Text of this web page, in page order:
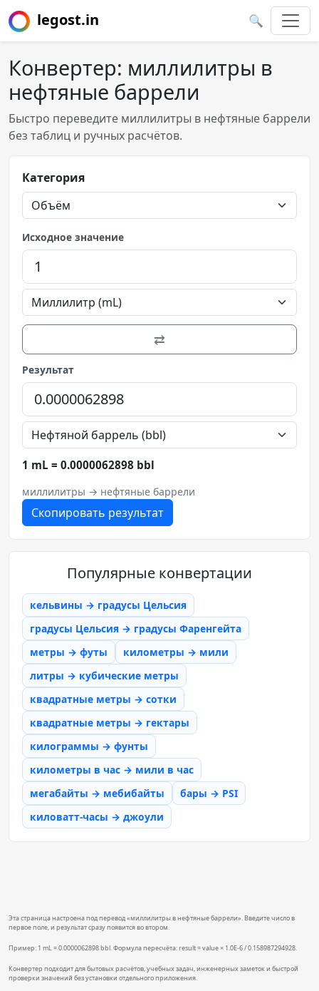
legost.in 🔍
Конвертер: миллилитры в
нефтяные баррели
Быстро переведите миллилитры в нефтяные баррели
без таблиц и ручных расчётов.
Категория
Исходное значение
⇄
Результат
1 mL = 0.0000062898 bbl
миллилитры → нефтяные баррели
Скопировать результат
Популярные конвертации
кельвины → градусы Цельсия
градусы Цельсия → градусы Фаренгейта
метры → футы
километры → мили
литры → кубические метры
квадратные метры → сотки
квадратные метры → гектары
килограммы → фунты
километры в час → мили в час
мегабайты → мебибайты
бары → PSI
киловатт-часы → джоули
Эта страница настроена под перевод «миллилитры в нефтяные баррели». Введите число в
первое поле, и результат сразу появится во втором.
Пример: 1 mL = 0.0000062898 bbl. Формула пересчёта: result = value × 1.0E-6 / 0.158987294928.
Конвертер подходит для бытовых расчётов, учебных задач, инженерных заметок и быстрой
проверки значений без установки отдельного приложения.